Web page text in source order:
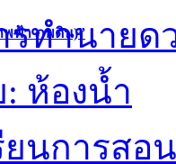
พฟ้า ภพดิน)”
ทำนายด
ห้องน้ำ
ยนการส